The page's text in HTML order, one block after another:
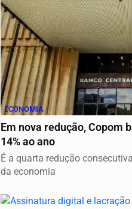
ECONOMIA
Em nova redução, Copom
14% ao ano
É a quarta redução
da economia